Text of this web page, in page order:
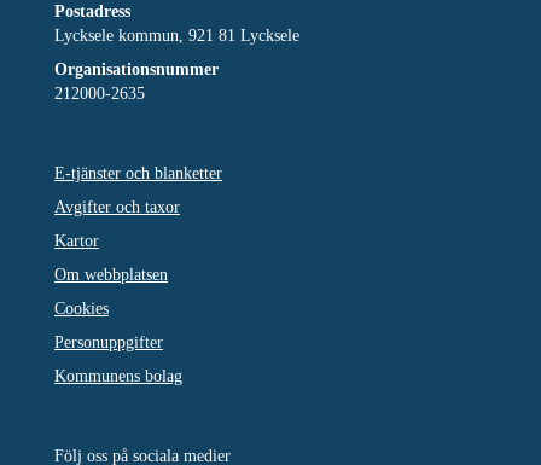
Postadress
Lycksele kommun, 921 81 Lycksele
Organisationsnummer
212000-2635
E-tjänster och blanketter
Avgifter och taxor
Kartor
Om webbplatsen
Cookies
Personuppgifter
Kommunens bolag
Följ oss på sociala medier